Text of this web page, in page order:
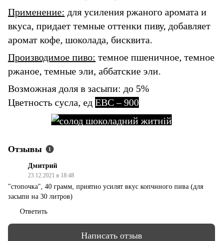
Применение: для усиления ржаного аромата и
вкуса, придает темные оттенки пиву, добавляет
аромат кофе, шоколада, бисквита.
Производимое пиво: темное пшеничное, темное
ржаное, темные эли, аббатские эли.
Возможная доля в засыпи: до 5%
Цветность сусла, ед EBC – 900
Отзывы 1
Дмитрий
23.12.2021 в 18:48
"стопочка", 40 грамм, приятно усилят вкус копчнного пива (для
засыпи на 30 литров)
Ответить
Написать отзыв